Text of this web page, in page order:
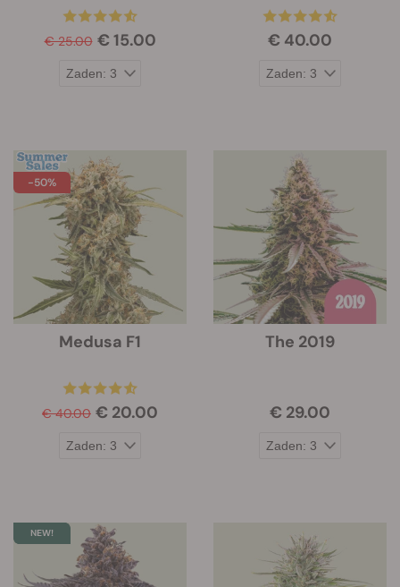
€ 25.00 € 15.00 € 40.00
-50%
Medusa F1
€ 40.00 € 20.00
The 2019
€ 29.00